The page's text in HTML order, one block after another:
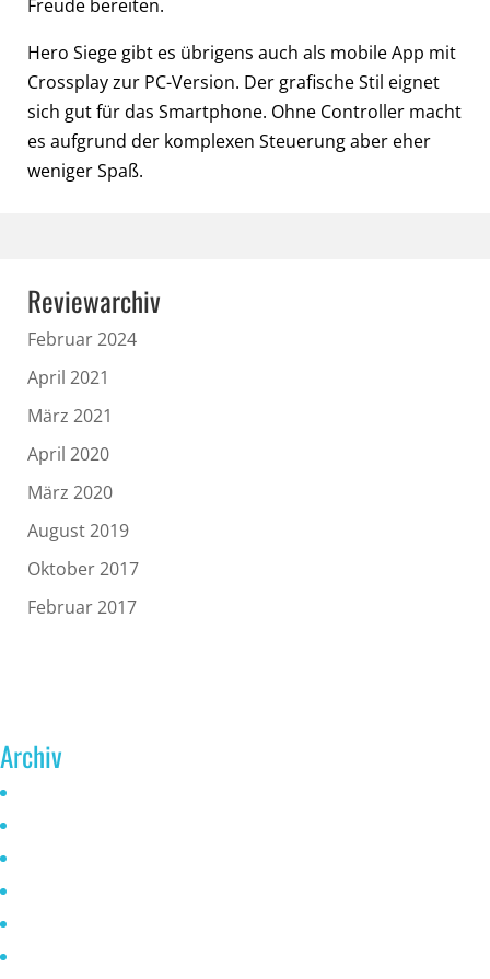
Freude bereiten.
Hero Siege gibt es übrigens auch als mobile App mit
Crossplay zur PC-Version. Der grafische Stil eignet
sich gut für das Smartphone. Ohne Controller macht
es aufgrund der komplexen Steuerung aber eher
weniger Spaß.
Reviewarchiv
Februar 2024
April 2021
März 2021
April 2020
März 2020
August 2019
Oktober 2017
Februar 2017
Archiv